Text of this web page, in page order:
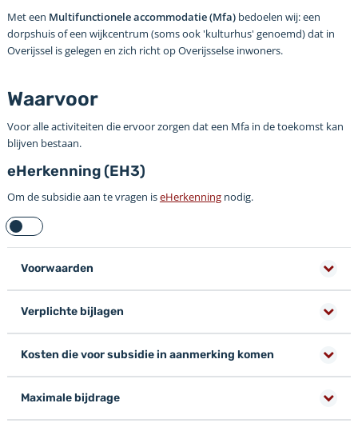
Met een Multifunctionele accommodatie (Mfa)bedoelen wij: een
dorpshuis of een wijkcentrum (soms ook 'kulturhus' genoemd) dat in
Overijssel is gelegen en zich richt op Overijsselse inwoners.
Waarvoor
Voor alle activiteiten die ervoor zorgen dat een Mfa in de toekomst kan
blijven bestaan.
eHerkenning (EH3)
Om de subsidie aan te vragen iseHerkenningnodig.
Voorwaarden
Verplichte bijlagen
Kosten die voor subsidie in aanmerking komen
Maximale bijdrage